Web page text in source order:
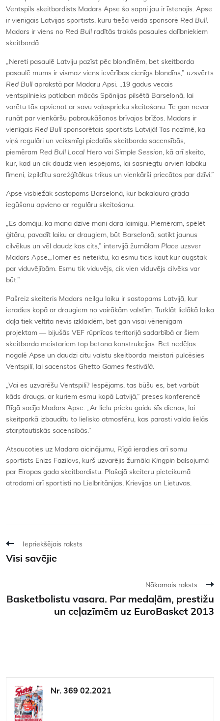
Ventspils skeitbordists Madars Apse šo sapni jau ir īstenojis. Apse
ir vienīgais Latvijas sportists, kuru tiešā veidā sponsorē Red Bull.
Madars ir viens no Red Bull radītās trakās pasaules dalībniekiem
skeitbordā.
„Nereti pasaulē Latviju pazīst pēc blondīnēm, bet skeitborda
pasaulē mums ir vismaz viens ievērības cienīgs blondīns,” uzsvērts
Red Bull aprakstā par Madaru Apsi. „19 gadus vecais
ventspilnieks patlaban mācās Spānijas pilsētā Barselonā, lai
varētu tās apvienot ar savu vaļasprieku skeitošanu. Te gan nevar
runāt par vienkāršu pabraukāšanos brīvajos brīžos. Madars ir
vienīgais Red Bull sponsorētais sportists Latvijā! Tas nozīmē, ka
viņš regulāri un veiksmīgi piedalās skeitborda sacensībās,
piemēram Red Bull Local Hero vai Simple Session, kā arī skeito,
kur, kad un cik daudz vien iespējams, lai sasniegtu arvien labāku
līmeni, izpildītu sarežģītākus trikus un vienkārši priecātos par dzīvi.”
Apse visbiežāk sastopams Barselonā, kur bakalaura grāda
iegūšanu apvieno ar regulāru skeitošanu.
„Es domāju, ka mana dzīve mani dara laimīgu. Piemēram, spēlēt
ģitāru, pavadīt laiku ar draugiem, būt Barselonā, satikt jaunus
cilvēkus un vēl daudz kas cits,” intervijā žurnālam Place uzsver
Madars Apse.„Tomēr es neteiktu, ka esmu ticis kaut kur augstāk
par viduvējībām. Esmu tik viduvējs, cik vien viduvējs cilvēks var
būt.”
Pašreiz skeiteris Madars neilgu laiku ir sastopams Latvijā, kur
ieradies kopā ar draugiem no vairākām valstīm. Turklāt lielākā laika
daļa tiek veltīta nevis izklaidēm, bet gan visai vērienīgam
projektam — bijušās VEF rūpnīcas teritorijā sadarbībā ar šiem
skeitborda meistariem top betona konstrukcijas. Bet nedēļas
nogalē Apse un daudzi citu valstu skeitborda meistari pulcēsies
Ventspilī, lai sacenstos Ghetto Games festivālā.
„Vai es uzvarēšu Ventspilī? Iespējams, tas būšu es, bet varbūt
kāds draugs, ar kuriem esmu kopā Latvijā,” preses konferencē
Rīgā sacīja Madars Apse. „Ar lielu prieku gaidu šīs dienas, lai
skeitparkā izbaudītu to lielisko atmosfēru, kas parasti valda lielās
starptautiskās sacensībās.”
Atsaucoties uz Madara aicinājumu, Rīgā ieradies arī somu
sportists Enizs Fazilovs, kurš uzvarējis žurnāla Kingpin balsojumā
par Eiropas gada skeitbordistu. Plašajā skeiteru pieteikumā
atrodami arī sportisti no Lielbritānijas, Krievijas un Lietuvas.
Iepriekšējais raksts
Visi savējie
Nākamais raksts
Basketbolistu vasara. Par medaļām, prestižu
un ceļazīmēm uz EuroBasket 2013
Nr. 369 02.2021